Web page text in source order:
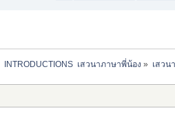
INTRODUCTIONS  เสวนาภาษาพี่น้อง» เสวน